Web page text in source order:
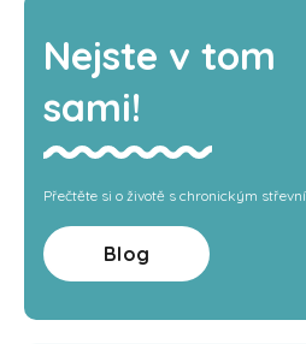
Nejste v tom
sami!
Přečtěte si o životě s chronickým
Blog